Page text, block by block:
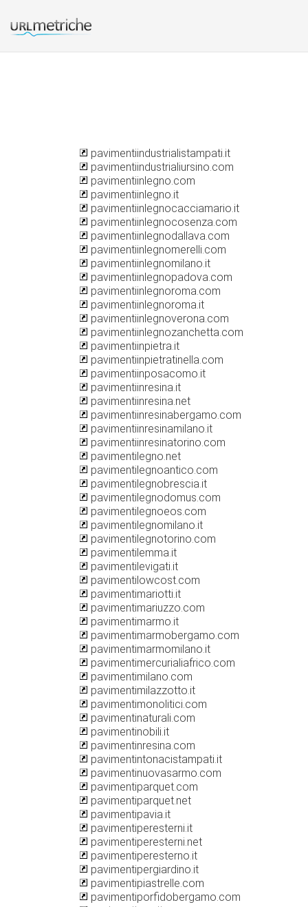
pavimentiindustrialistampati.it
pavimentiindustrialiursino.com
pavimentiinlegno.com
pavimentiinlegno.it
pavimentiinlegnocacciamario.it
pavimentiinlegnocosenza.com
pavimentiinlegnodallava.com
pavimentiinlegnomerelli.com
pavimentiinlegnomilano.it
pavimentiinlegnopadova.com
pavimentiinlegnoroma.com
pavimentiinlegnoroma.it
pavimentiinlegnoverona.com
pavimentiinlegnozanchetta.com
pavimentiinpietra.it
pavimentiinpietratinella.com
pavimentiinposacomo.it
pavimentiinresina.it
pavimentiinresina.net
pavimentiinresinabergamo.com
pavimentiinresinamilano.it
pavimentiinresinatorino.com
pavimentilegno.net
pavimentilegnoantico.com
pavimentilegnobrescia.it
pavimentilegnodomus.com
pavimentilegnoeos.com
pavimentilegnomilano.it
pavimentilegnotorino.com
pavimentilemma.it
pavimentilevigati.it
pavimentilowcost.com
pavimentimariotti.it
pavimentimariuzzo.com
pavimentimarmo.it
pavimentimarmobergamo.com
pavimentimarmomilano.it
pavimentimercurialiafrico.com
pavimentimilano.com
pavimentimilazzotto.it
pavimentimonolitici.com
pavimentinaturali.com
pavimentinobili.it
pavimentinresina.com
pavimentintonacistampati.it
pavimentinuovasarmo.com
pavimentiparquet.com
pavimentiparquet.net
pavimentipavia.it
pavimentiperesterni.it
pavimentiperesterni.net
pavimentiperesterno.it
pavimentipergiardino.it
pavimentipiastrelle.com
pavimentiporfidobergamo.com